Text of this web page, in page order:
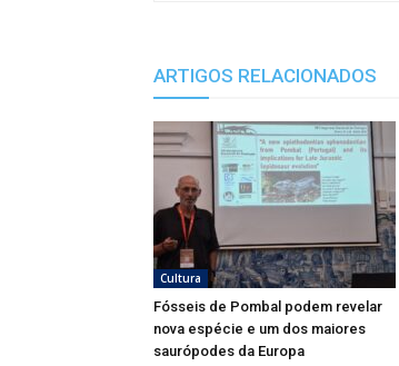
ARTIGOS RELACIONADOS
Cultura
Fósseis de Pombal podem revelar
nova espécie e um dos maiores
saurópodes da Europa